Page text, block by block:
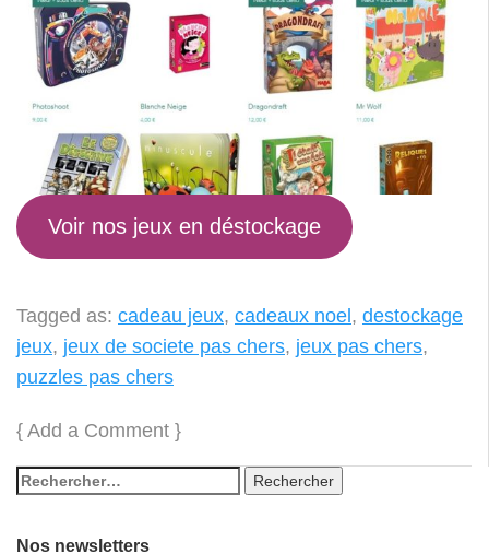
Voir nos jeux en déstockage
Tagged as: cadeau jeux, cadeaux noel , destockage
jeux, jeux de societe pas chers, jeux pas chers,
puzzles pas chers
{ Add a Comment }
Nos newsletters